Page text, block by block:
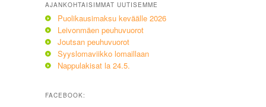
AJANKOHTAISIMMAT UUTISEMME
Puolikausimaksu keväälle 2026
Leivonmäen peuhuvuorot
Joutsan peuhuvuorot
Syyslomaviikko lomaillaan
Nappulakisat la 24.5.
FACEBOOK: